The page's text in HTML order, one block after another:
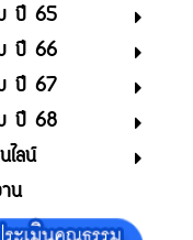
ปี 65
ปี 66
ปี 67
ปี 68
ไลน์
น